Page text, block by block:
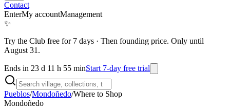
Contact
EnterMy accountManagement
✨
Try the Club free for 7 days · Then founding price. Only until
August 31.
Ends in 23 d 11 h 55 minStart 7-day free trial
Pueblos/Mondoñedo/Where to Shop
Mondoñedo